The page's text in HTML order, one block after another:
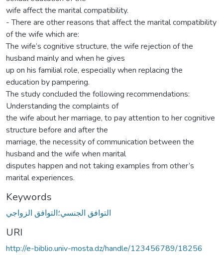
wife affect the marital compatibility.
- There are other reasons that affect the marital compatibility
of the wife which are:
The wife’s cognitive structure, the wife rejection of the
husband mainly and when he gives
up on his familial role, especially when replacing the
education by pampering.
The study concluded the following recommendations:
Understanding the complaints of
the wife about her marriage, to pay attention to her cognitive
structure before and after the
marriage, the necessity of communication between the
husband and the wife when marital
disputes happen and not taking examples from other’s
marital experiences.
Keywords
التوافق الجنسي؛التوافق الزواجي
URI
http://e-biblio.univ-mosta.dz/handle/123456789/18256